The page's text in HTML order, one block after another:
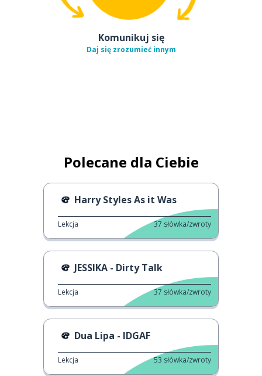
Komunikuj się
Daj się zrozumieć innym
Polecane dla Ciebie
Harry Styles As it Was
Lekcja 37 słówka/zwroty
JESSIKA - Dirty Talk
Lekcja 37 słówka/zwroty
Dua Lipa - IDGAF
Lekcja 53 słówka/zwroty